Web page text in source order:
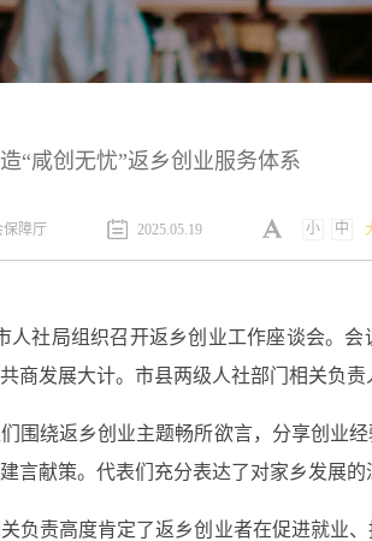
“咸创无忧”返乡创业服务体系
障厅 2025.05.19 小 中
人社局组织召开返乡创业工作座谈会。
商发展大计。市县两级人社部门相关负责
围绕返乡创业主题畅所欲言，分享创业
言献策。代表们充分表达了对家乡发展的
负责高度肯定了返乡创业者在促进就业